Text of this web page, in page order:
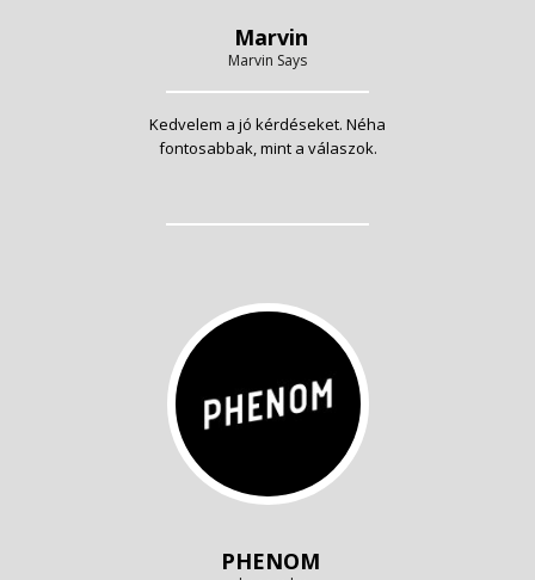
Marvin
Marvin Says
Kedvelem a jó kérdéseket. Néha
fontosabbak, mint a válaszok.
PHENOM